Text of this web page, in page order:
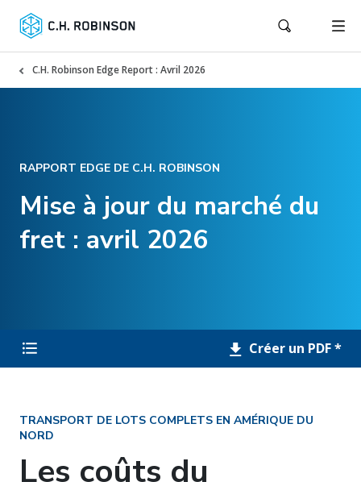
C.H. Robinson Edge Report : Avril 2026
RAPPORT EDGE DE C.H. ROBINSON
Mise à jour du marché du
fret : avril 2026
Créer un PDF *
TRANSPORT DE LOTS COMPLETS EN AMÉRIQUE DU
NORD
Les coûts du